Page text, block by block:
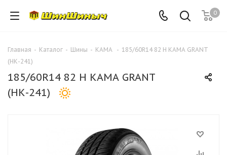
0
Главная - Каталог - Шины - КАМА - 185/60R14 82 H КАМА GRANT
(НК-241)
185/60R14 82 H КАМА GRANT
(НК-241)